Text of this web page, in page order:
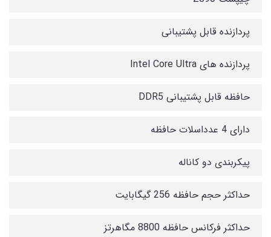
پردازنده‌ قابل پشتیبانی
پردازنده های Intel Core Ultra
حافظه قابل پشتیبانی DDR5
دارای 4 عدداسلات حافظه
پیکربندی دو کاناله
حداکثر حجم حافظه 256 گیگابایت
حداکثر فرکانس حافظه 8800 مگاهرتز